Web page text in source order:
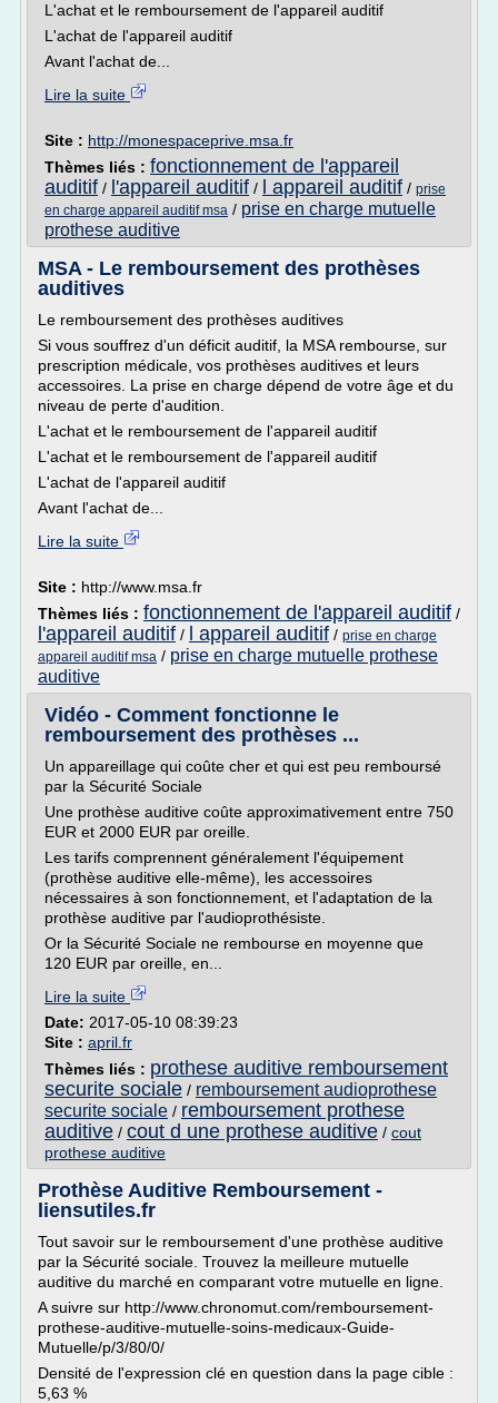
L'achat et le remboursement de l'appareil auditif
L'achat de l'appareil auditif
Avant l'achat de...
Lire la suite
Site : http://monespaceprive.msa.fr
Thèmes liés : fonctionnement de l'appareil
auditif / l'appareil auditif / l appareil auditif / prise
en charge appareil auditif msa / prise en charge mutuelle
prothese auditive
MSA - Le remboursement des prothèses
auditives
Le remboursement des prothèses auditives
Si vous souffrez d'un déficit auditif, la MSA rembourse, sur
prescription médicale, vos prothèses auditives et leurs
accessoires. La prise en charge dépend de votre âge et du
niveau de perte d'audition.
L'achat et le remboursement de l'appareil auditif
L'achat et le remboursement de l'appareil auditif
L'achat de l'appareil auditif
Avant l'achat de...
Lire la suite
Site : http://www.msa.fr
Thèmes liés : fonctionnement de l'appareil auditif /
l'appareil auditif / l appareil auditif / prise en charge
appareil auditif msa / prise en charge mutuelle prothese
auditive
Vidéo - Comment fonctionne le
remboursement des prothèses ...
Un appareillage qui coûte cher et qui est peu remboursé
par la Sécurité Sociale
Une prothèse auditive coûte approximativement entre 750
EUR et 2000 EUR par oreille.
Les tarifs comprennent généralement l'équipement
(prothèse auditive elle-même), les accessoires
nécessaires à son fonctionnement, et l'adaptation de la
prothèse auditive par l'audioprothésiste.
Or la Sécurité Sociale ne rembourse en moyenne que
120 EUR par oreille, en...
Lire la suite
Date: 2017-05-10 08:39:23
Site : april.fr
Thèmes liés : prothese auditive remboursement
securite sociale / remboursement audioprothese
securite sociale / remboursement prothese
auditive / cout d une prothese auditive / cout
prothese auditive
Prothèse Auditive Remboursement -
liensutiles.fr
Tout savoir sur le remboursement d'une prothèse auditive
par la Sécurité sociale. Trouvez la meilleure mutuelle
auditive du marché en comparant votre mutuelle en ligne.
A suivre sur http://www.chronomut.com/remboursement-
prothese-auditive-mutuelle-soins-medicaux-Guide-
Mutuelle/p/3/80/0/
Densité de l'expression clé en question dans la page cible :
5,63 %